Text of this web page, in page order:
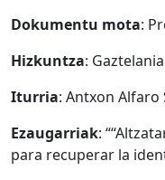
Dokumentu mota:
Hizkuntza: Gaztelania
Iturria: Antxon Alfaro
Ezaugarriak:
para recuperar la